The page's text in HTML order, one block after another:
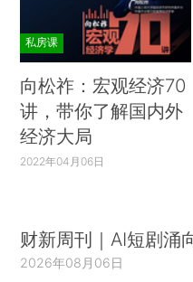
私房课
向松祚：宏观经济70
讲，带你了解国内外
经济大局
2022年04月06日
财新周刊｜AI短剧涌
2026年08月06日